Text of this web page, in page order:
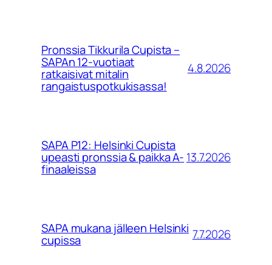
Pronssia Tikkurila Cupista –
SAPAn 12-vuotiaat
ratkaisivat mitalin
rangaistuspotkukisassa!
4.8.2026
SAPA P12: Helsinki Cupista
upeasti pronssia & paikka A-
finaaleissa
13.7.2026
SAPA mukana jälleen Helsinki
cupissa 7.7.2026